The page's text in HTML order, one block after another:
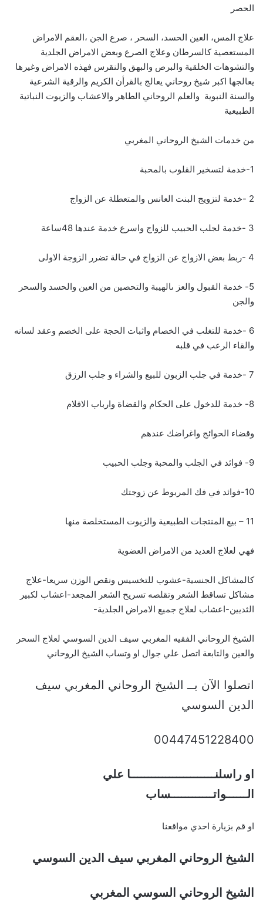
الحصر
علاج المس، العين الحسد، السحر ، صرع الجن ،العقم الامراض
المستعصية كالسرطان وعلاج الصرع وبعض الامراض الجلدية
والتشوهات الخلقية والبرص والبهق والنقرس فهذه الامراض وغيرها
يعالجها اكبر شيخ روحاني يعالج بالقرأن الكريم والرقية الشرعية
والسنة النبوية والعلم الروحاني الطاهر والاعشاب والزيوت النباتية
الطبيعية
من خدمات الشيخ الروحاني المغربي
1-خدمة لتسخير القلوب بالمحبة
2 -خدمة لتزويج البنت العانس والمتعطلة عن الزواج
3 -خدمة لجلب الحبيب للزواج واسرع خدمة عندها 48ساعة
4 -ربط بعض الازواج عن الزواج في حالة تضرر الزوجة الاولى
5- خدمة القبول والعز ىالهيبة والتحصين من العين والحسد والسحر
والجن
6 -خدمة للتغلب في الخصام واثبات الحجة على الخصم وعقد لسانه
والقاء الرعب في قلبه
7 -خدمة في جلب الزبون للبيع والشراء و جلب الرزق
8- خدمة للدخول على الحكام والقضاة وارباب الاقلام
وقضاء الحوائج واغراضك عندهم
9- فوائد في الجلب والمحبة وجلب الحبيب
10-فوائد في فك المربوط عن زوجتك
11 – بيع المنتجات الطبيعية والزيوت المستخلصة منها
فهي لعلاج العديد من الامراض العضوية
كالمشاكل الجنسية-عشوب للتخسيس ونقص الوزن سريعا-علاج
مشاكل تساقط الشعر وتقلصه تسريح الشعر المجعد-اعشاب لكبير
الثديين-اعشاب لعلاج جميع الامراض الجلدية-
الشيخ الروحاني الفقيه المغربي سيف الدين السوسي لعلاج السحر
والعين والتابعة اتصل علي جوال او وتساب الشيخ الروحاني
اتصلوا الآن بــ الشيخ الروحاني المغربي سيف
الدين السوسي
00447451228400
او راسلنــــــــــــــــــــــــا علي
الــــــواتــــــــــــساب
او قم بزيارة احدي مواقعنا
الشيخ الروحاني المغربي سيف الدين السوسي
الشيخ الروحاني السوسي المغربي